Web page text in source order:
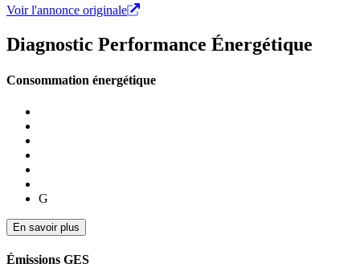
Voir l'annonce originale
Diagnostic Performance Énergétique
Consommation énergétique
G
En savoir plus
Émissions GES